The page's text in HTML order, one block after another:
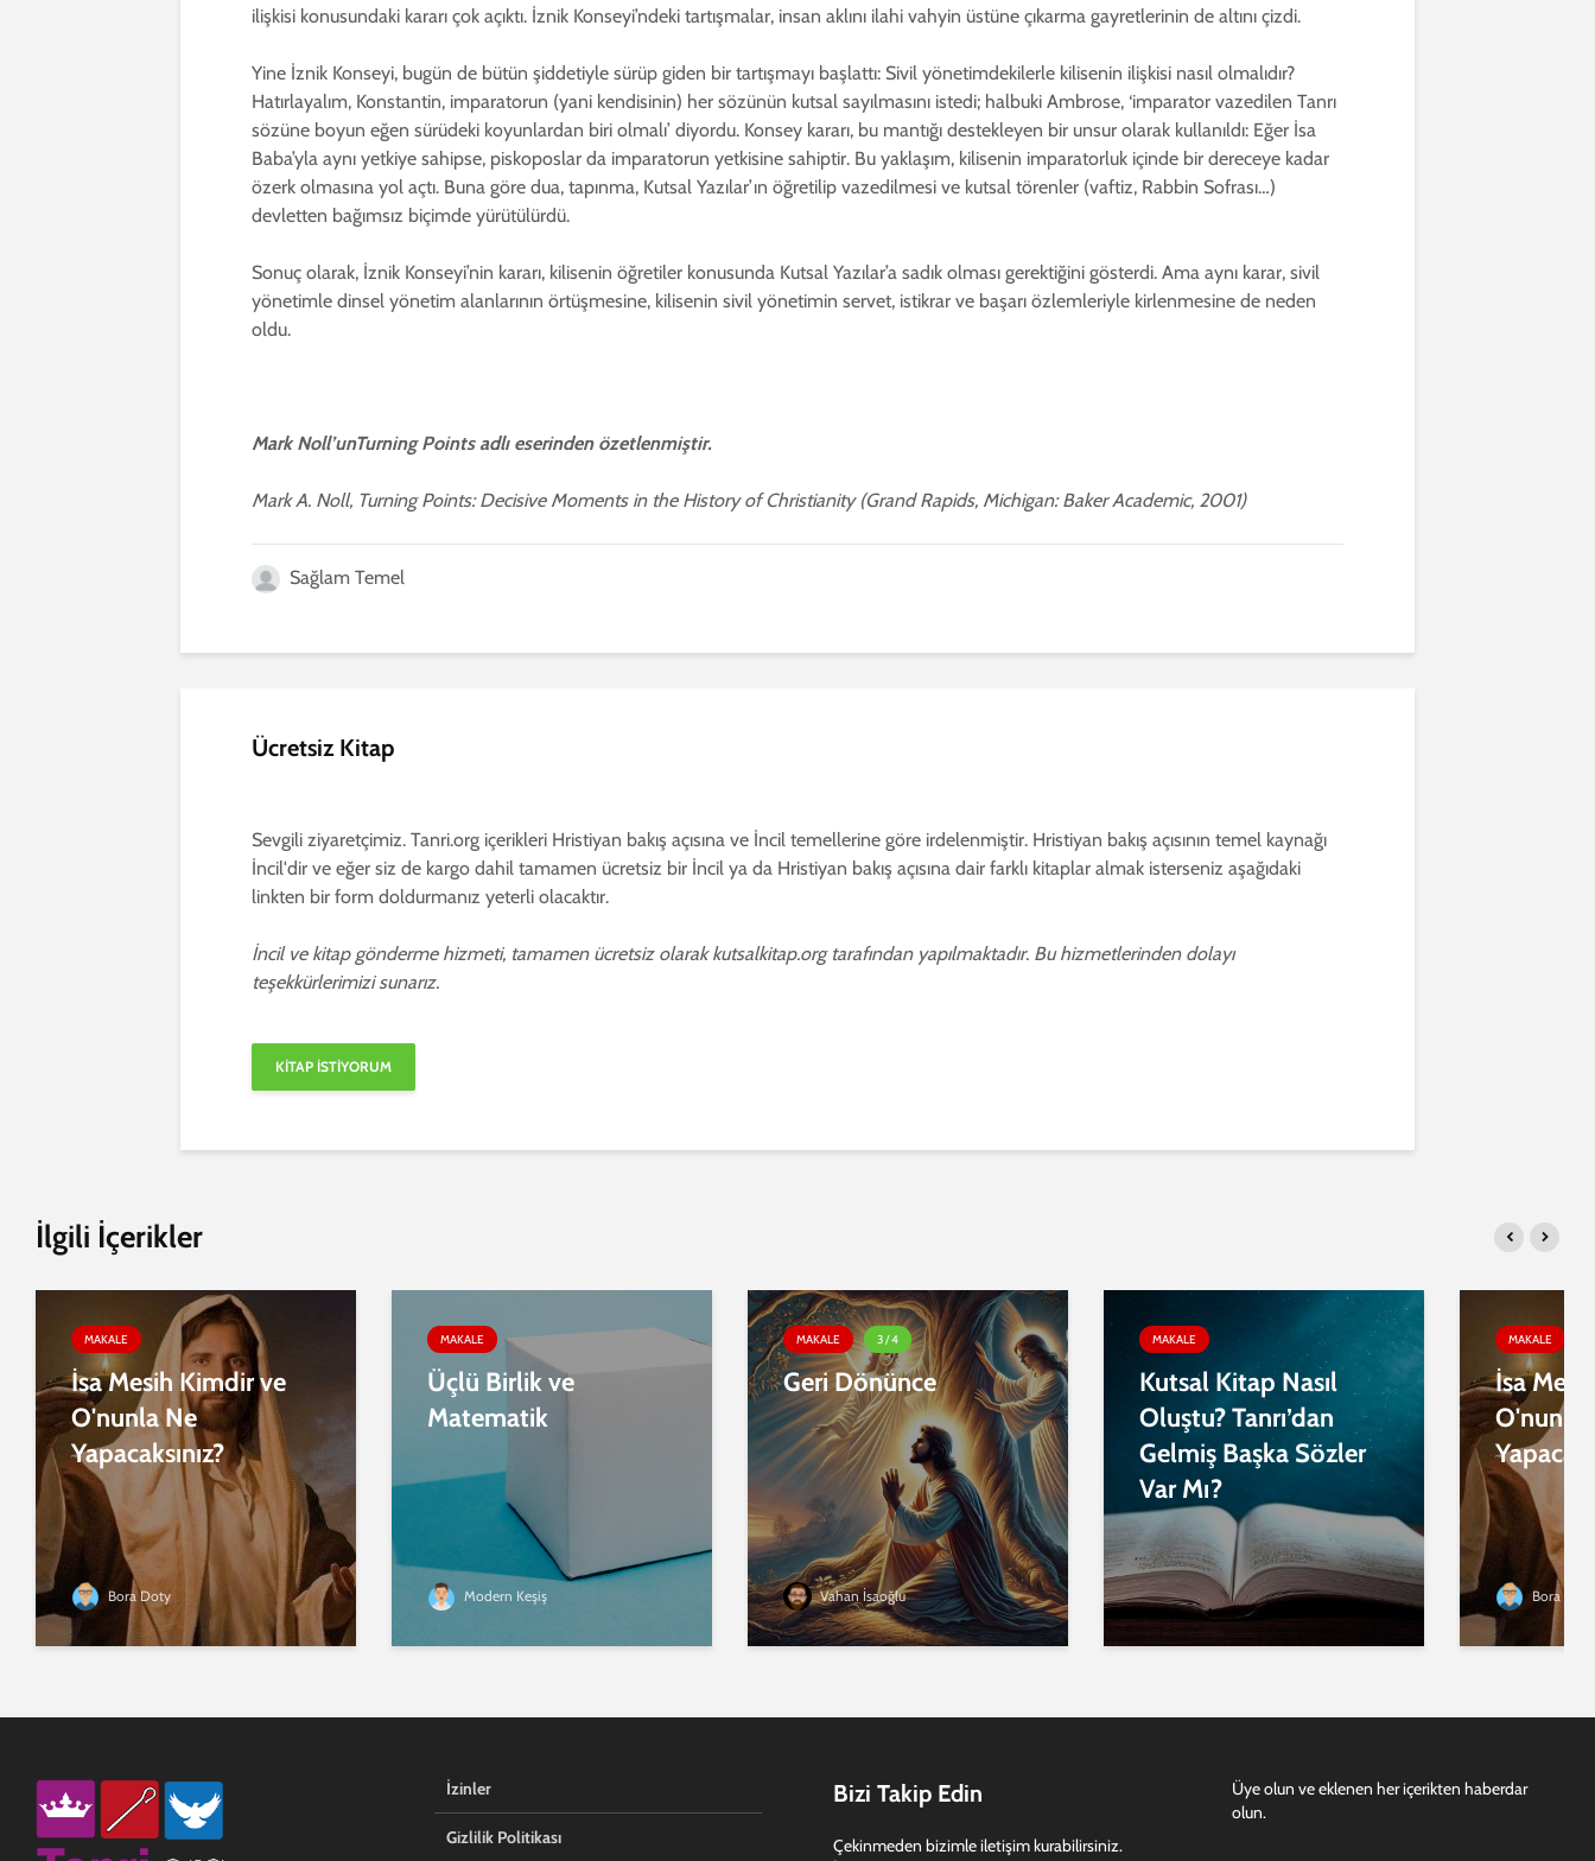
ilişkisi konusundaki kararı çok açıktı. İznik Konseyi’ndeki tartışmalar, insan aklını ilahi vahyin üstüne çıkarma gayretlerinin de altını çizdi.
Yine İznik Konseyi, bugün de bütün şiddetiyle sürüp giden bir tartışmayı başlattı: Sivil yönetimdekilerle kilisenin ilişkisi nasıl olmalıdır?
Hatırlayalım, Konstantin, imparatorun (yani kendisinin) her sözünün kutsal sayılmasını istedi; halbuki Ambrose, ‘imparator vazedilen Tanrı
sözüne boyun eğen sürüdeki koyunlardan biri olmalı’ diyordu. Konsey kararı, bu mantığı destekleyen bir unsur olarak kullanıldı: Eğer İsa
Baba’yla aynı yetkiye sahipse, piskoposlar da imparatorun yetkisine sahiptir. Bu yaklaşım, kilisenin imparatorluk içinde bir dereceye kadar
özerk olmasına yol açtı. Buna göre dua, tapınma, Kutsal Yazılar’ın öğretilip vazedilmesi ve kutsal törenler (vaftiz, Rabbin Sofrası…)
devletten bağımsız biçimde yürütülürdü.
Sonuç olarak, İznik Konseyi’nin kararı, kilisenin öğretiler konusunda Kutsal Yazılar’a sadık olması gerektiğini gösterdi. Ama aynı karar, sivil
yönetimle dinsel yönetim alanlarının örtüşmesine, kilisenin sivil yönetimin servet, istikrar ve başarı özlemleriyle kirlenmesine de neden
oldu.
Mark Noll’unTurning Points adlı eserinden özetlenmiştir.
Mark A. Noll, Turning Points: Decisive Moments in the History of Christianity (Grand Rapids, Michigan: Baker Academic, 2001)
Sağlam Temel
Ücretsiz Kitap
Sevgili ziyaretçimiz. Tanri.org içerikleri Hristiyan bakış açısına ve İncil temellerine göre irdelenmiştir. Hristiyan bakış açısının temel kaynağı
İncil'dir ve eğer siz de kargo dahil tamamen ücretsiz bir İncil ya da Hristiyan bakış açısına dair farklı kitaplar almak isterseniz aşağıdaki
linkten bir form doldurmanız yeterli olacaktır.
İncil ve kitap gönderme hizmeti, tamamen ücretsiz olarak kutsalkitap.org tarafından yapılmaktadır. Bu hizmetlerinden dolayı
teşekkürlerimizi sunarız.
İlgili İçerikler
MAKALE
İsa Mesih Kimdir ve
O'nunla Ne
Yapacaksınız?
Bora Doty
MAKALE
Üçlü Birlik ve
Matematik
Modern Keşiş
MAKALE 3 / 4
Geri Dönünce
Vahan İsaoğlu
MAKALE
Kutsal Kitap Nasıl
Oluştu? Tanrı’dan
Gelmiş Başka Sözler
Var Mı?
MAKALE
İsa
O'nunla
Bora Doty
İzinler
Gizlilik Politikası
Bizi Takip Edin
Çekinmeden bizimle iletişim kurabilirsiniz.
Üye olun ve eklenen her içerikten haberdar
olun.